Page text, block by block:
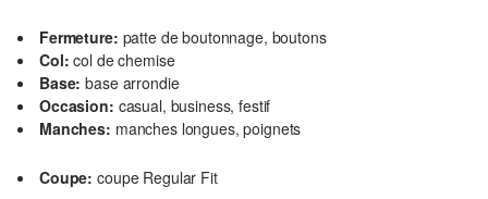
Fermeture: patte de boutonnage, boutons
Col: col de chemise
Base: base arrondie
Occasion: casual, business, festif
Manches: manches longues, poignets
Coupe: coupe Regular Fit